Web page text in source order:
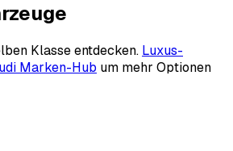
Klasse entdecken. Luxus-
Marken-Hub um mehr Optionen